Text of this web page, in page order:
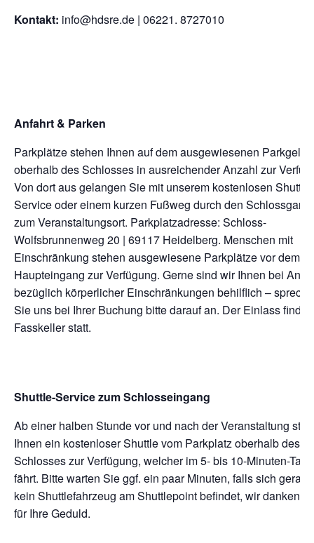
Kontakt: info@hdsre.de | 06221. 8727010
Anfahrt & Parken
Parkplätze stehen Ihnen auf dem ausgewiesenen
oberhalb des Schlosses in ausreichender Anzahl zur
Von dort aus gelangen Sie mit unserem kostenlosen Shuttle-
Service oder einem kurzen Fußweg durch den
zum Veranstaltungsort. Parkplatzadresse: Schloss-
Wolfsbrunnenweg 20 | 69117 Heidelberg. Menschen mit
Einschränkung stehen ausgewiesene Parkplätze vor dem
Haupteingang zur Verfügung. Gerne sind wir Ihnen bei
bezüglich körperlicher Einschränkungen behilflich –
Sie uns bei Ihrer Buchung bitte darauf an. Der Einlass findet
Fasskeller statt.
Shuttle-Service zum Schlosseingang
Ab einer halben Stunde vor und nach der Veranstaltung
Ihnen ein kostenloser Shuttle vom Parkplatz oberhalb des
Schlosses zur Verfügung, welcher im 5- bis 10-Minuten-Takt
fährt. Bitte warten Sie ggf. ein paar Minuten, falls sich gerade
kein Shuttlefahrzeug am Shuttlepoint befindet, wir danken
für Ihre Geduld.